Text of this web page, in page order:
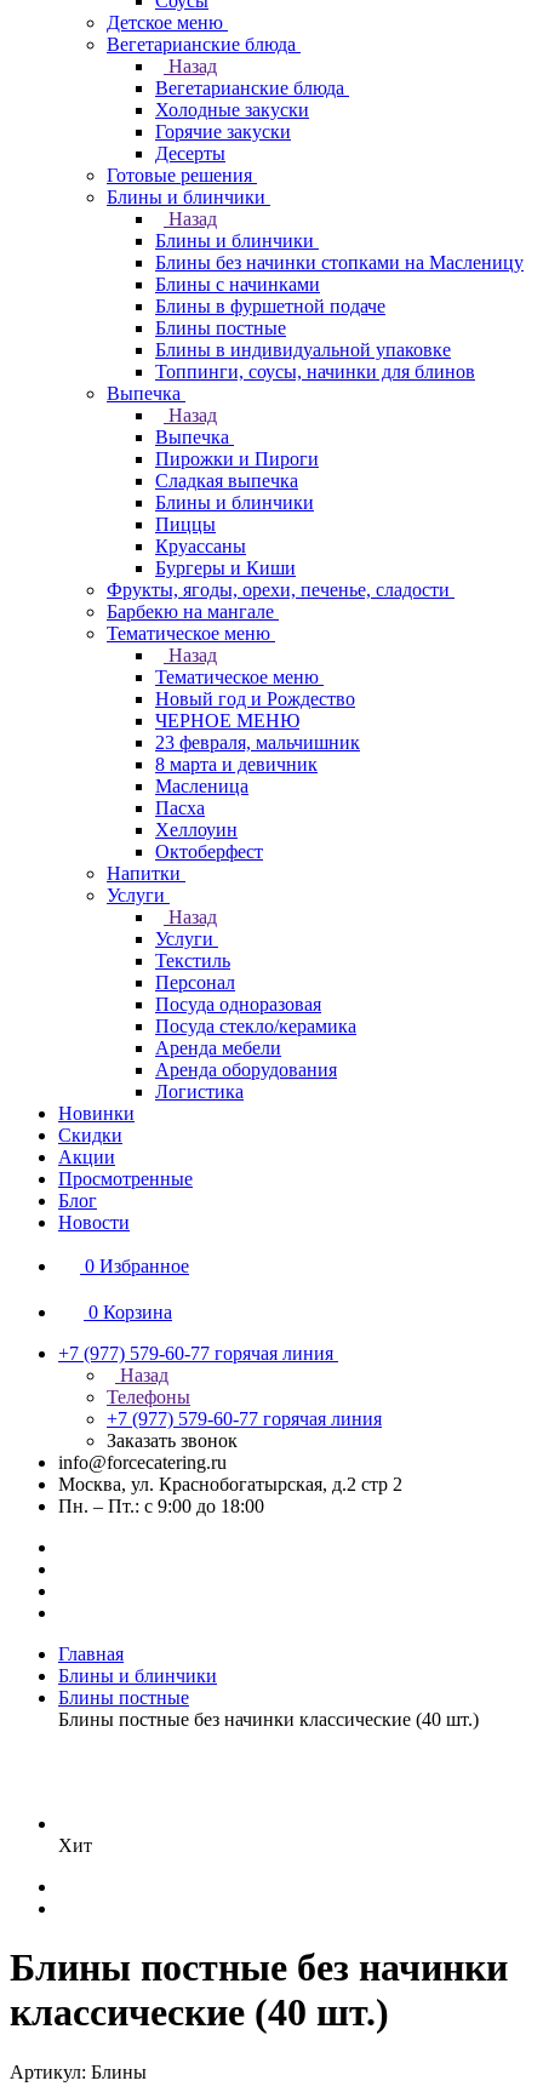
Детское меню
Вегетарианские блюда
Назад
Вегетарианские блюда
Холодные закуски
Горячие закуски
Десерты
Готовые решения
Блины и блинчики
Назад
Блины и блинчики
Блины без начинки стопками на Масленицу
Блины с начинками
Блины в фуршетной подаче
Блины постные
Блины в индивидуальной упаковке
Топпинги, соусы, начинки для блинов
Выпечка
Назад
Выпечка
Пирожки и Пироги
Сладкая выпечка
Блины и блинчики
Пиццы
Круасcаны
Бургеры и Киши
Фрукты, ягоды, орехи, печенье, сладости
Барбекю на мангале
Тематическое меню
Назад
Тематическое меню
Новый год и Рождество
ЧЕРНОЕ МЕНЮ
23 февраля, мальчишник
8 марта и девичник
Масленица
Пасха
Хеллоуин
Октоберфест
Напитки
Услуги
Назад
Услуги
Текстиль
Персонал
Посуда одноразовая
Посуда стекло/керамика
Аренда мебели
Аренда оборудования
Логистика
Новинки
Скидки
Акции
Просмотренные
Блог
Новости
0 Избранное
0 Корзина
+7 (977) 579-60-77 горячая линия
Назад
Телефоны
+7 (977) 579-60-77 горячая линия
Заказать звонок
info@forcecatering.ru
Москва, ул. Краснобогатырская, д.2 стр 2
Пн. – Пт.: с 9:00 до 18:00
Главная
Блины и блинчики
Блины постные
Блины постные без начинки классические (40 шт.)
Хит
Блины постные без начинки
классические (40 шт.)
Артикул: Блины